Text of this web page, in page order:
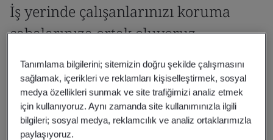
İş yerinde çalışanlarınızı koruma
çabalarınıza ortak oluyoruz
Operasyonel maliyetleri azaltmaktan kuruluşunuzun
ve iş gücünüzün verimliliğini artırmaya ve marka
itibarınızı güçlendirmeye kadar her konuda iş sağlığı
ve güvenliği en iyi uygulamalarından yararlanmanıza
yardımcı olacak, dünya çapında öncü çözümler
Tanımlama bilgilerini; sitemizin doğru şekilde çalışmasını
sağlamak, içerikleri ve reklamları kişiselleştirmek, sosyal
medya özellikleri sunmak ve site trafiğimizi analiz etmek
için kullanıyoruz. Aynı zamanda site kullanımınızla ilgili
bilgileri; sosyal medya, reklamcılık ve analiz ortaklarımızla
paylaşıyoruz.